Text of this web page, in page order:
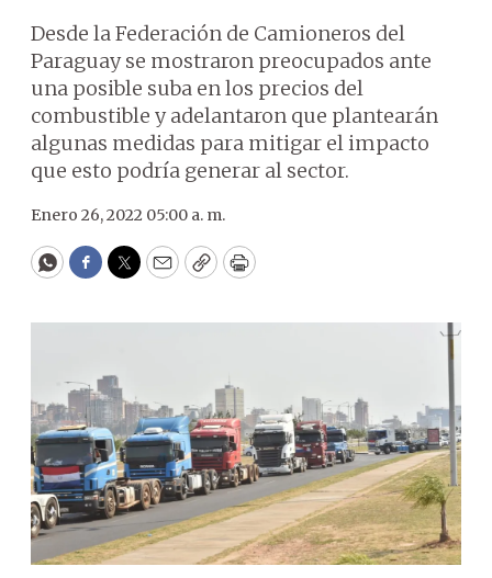
Desde la Federación de Camioneros del
Paraguay se mostraron preocupados ante
una posible suba en los precios del
combustible y adelantaron que plantearán
algunas medidas para mitigar el impacto
que esto podría generar al sector.
Enero 26, 2022 05:00 a. m.
WhatsApp
Facebook
Twitter
EmailCopyPrint